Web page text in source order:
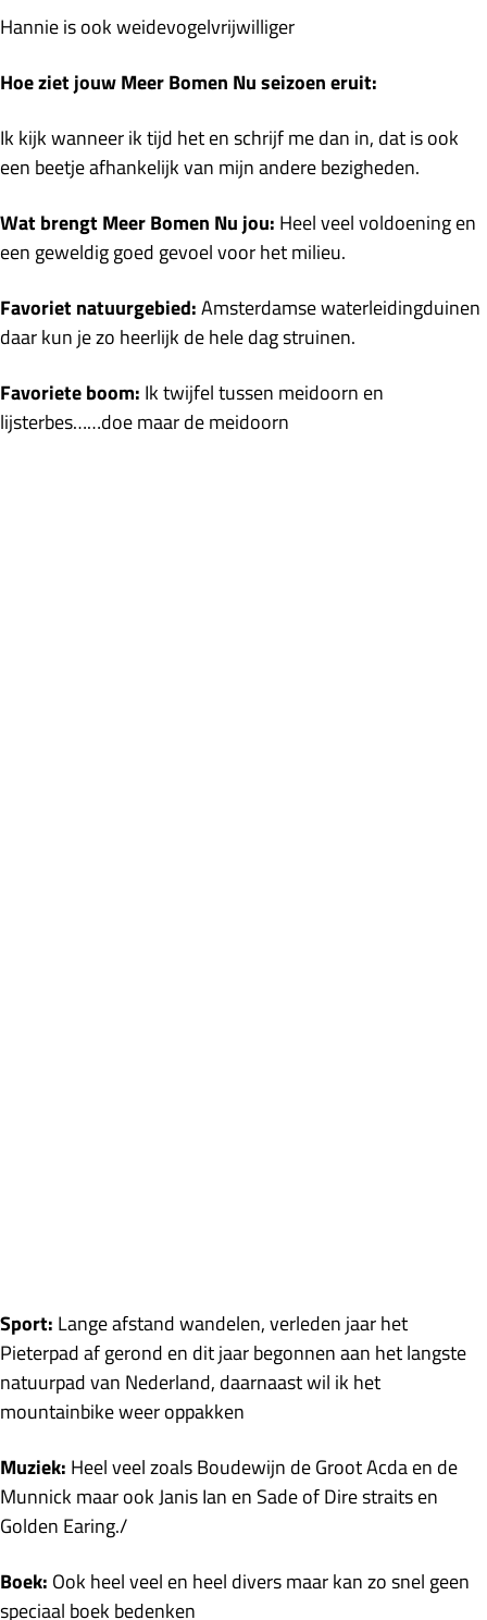
Hannie is ook weidevogelvrijwilliger
Hoe ziet jouw Meer Bomen Nu seizoen eruit:
Ik kijk wanneer ik tijd het en schrijf me dan in, dat is ook
een beetje afhankelijk van mijn andere bezigheden.
Wat brengt Meer Bomen Nu jou: Heel veel voldoening en
een geweldig goed gevoel voor het milieu.
Favoriet natuurgebied:Amsterdamse waterleidingduinen
daar kun je zo heerlijk de hele dag struinen.
Favoriete boom: Ik twijfel tussen meidoorn en
lijsterbes……doe maar de meidoorn
Sport: Lange afstand wandelen, verleden jaar het
Pieterpad af gerond en dit jaar begonnen aan het langste
natuurpad van Nederland, daarnaast wil ik het
mountainbike weer oppakken
Muziek: Heel veel zoals Boudewijn de Groot Acda en de
Munnick maar ook Janis Ian en Sade of Dire straits en
Golden Earing./
Boek: Ook heel veel en heel divers maar kan zo snel geen
speciaal boek bedenken